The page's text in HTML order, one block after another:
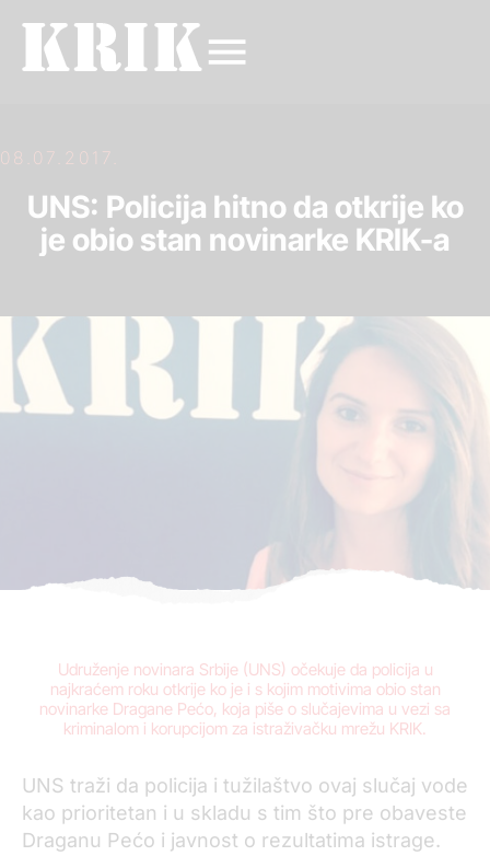
08.07.2017.
UNS: Policija hitno da otkrije ko
je obio stan novinarke KRIK-a
Udruženje novinara Srbije (UNS) očekuje da policija u
najkraćem roku otkrije ko je i s kojim motivima obio stan
novinarke Dragane Pećo, koja piše o slučajevima u vezi sa
kriminalom i korupcijom za istraživačku mrežu KRIK.
UNS traži da policija i tužilaštvo ovaj slučaj vode
kao prioritetan i u skladu s tim što pre obaveste
Draganu Pećo i javnost o rezultatima istrage.